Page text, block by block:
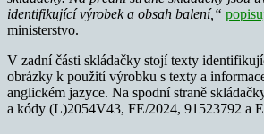
identifikující výrobek a obsah balení,“
ministerstvo.
V zadní části skládačky stojí texty
obrázky k použití výrobku s texty a
anglickém jazyce. Na spodní straně
a kódy (L)2054V43, FE/2024, 91523792 a